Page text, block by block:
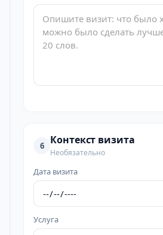
6 Контекст визита
Необязательно
Дата визита
Услуга